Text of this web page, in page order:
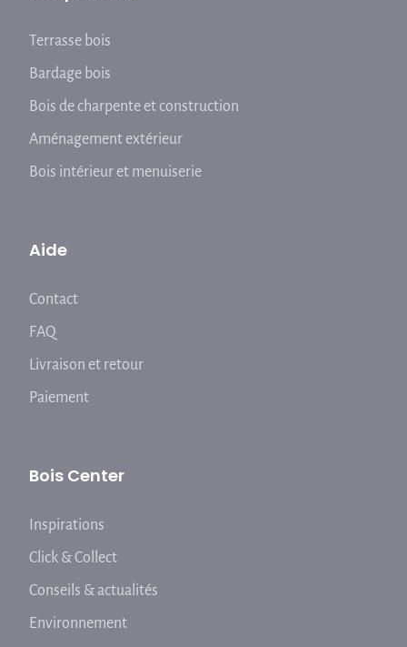
Terrasse bois
Bardage bois
Bois de charpente et construction
Aménagement extérieur
Bois intérieur et menuiserie
Aide
Contact
FAQ
Livraison et retour
Paiement
Bois Center
Inspirations
Click & Collect
Conseils & actualités
Environnement